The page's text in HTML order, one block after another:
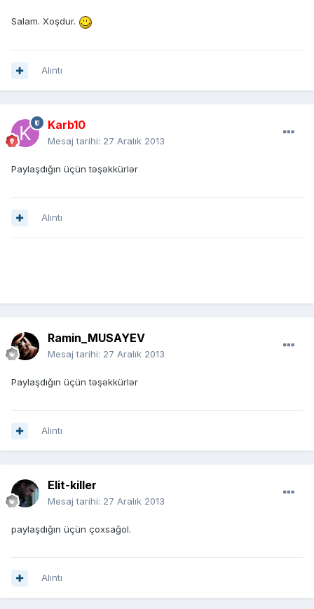
Salam. Xoşdur.
Alıntı
Karb10
Mesaj tarihi: 27 Aralık 2013
Paylaşdığın üçün təşəkkürlər
Alıntı
Ramin_MUSAYEV
Mesaj tarihi: 27 Aralık 2013
Paylaşdığın üçün təşəkkürlər
Alıntı
Elit-killer
Mesaj tarihi: 27 Aralık 2013
paylaşdığın üçün çoxsağol.
Alıntı